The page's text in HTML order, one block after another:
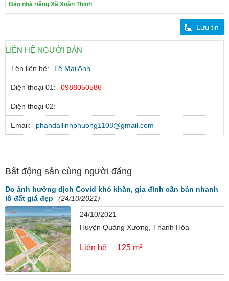
Bán nhà riêng Xã Xuân Thịnh
Lưu tin
LIÊN HỆ NGƯỜI BÁN
Tên liên hệ: Lê Mai Anh
Điện thoại 01: 0988050586
Điện thoại 02:
Email: phandailinhphuong1108@gmail.com
Bất động sản cùng người đăng
Do ảnh hưởng dịch Covid khó khăn, gia đình cần bán nhanh
lô đất giá đẹp
(24/10/2021)
24/10/2021
Huyện Quảng Xương, Thanh Hóa
Liên hệ 125 m²